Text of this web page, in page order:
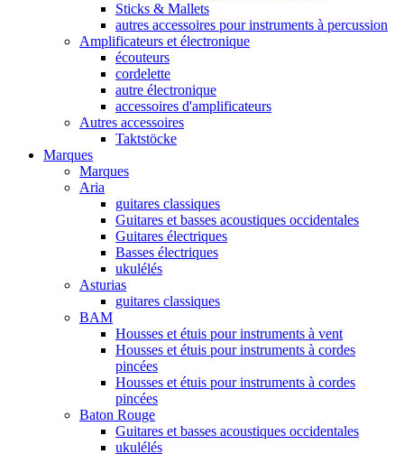
Sticks & Mallets
autres accessoires pour instruments à percussion
Amplificateurs et électronique
écouteurs
cordelette
autre électronique
accessoires d'amplificateurs
Autres accessoires
Taktstöcke
Marques
Marques
Aria
guitares classiques
Guitares et basses acoustiques occidentales
Guitares électriques
Basses électriques
ukulélés
Asturias
guitares classiques
BAM
Housses et étuis pour instruments à vent
Housses et étuis pour instruments à cordes
pincées
Housses et étuis pour instruments à cordes
pincées
Baton Rouge
Guitares et basses acoustiques occidentales
ukulélés